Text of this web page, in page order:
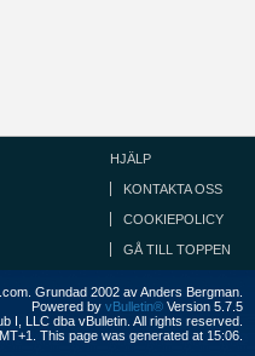
HJÄLP
KONTAKTA OSS
COOKIEPOLICY
GÅ TILL TOPPEN
Grundad 2002 av Anders Bergman.
Powered by vBulletin® Version 5.7.5
I, LLC dba vBulletin. All rights reserved.
This page was generated at 15:06.